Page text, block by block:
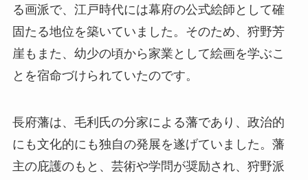
る画派で、江戸時代には幕府の公式絵師として確
固たる地位を築いていました。そのため、狩野芳
崖もまた、幼少の頃から家業として絵画を学ぶこ
とを宿命づけられていたのです。
長府藩は、毛利氏の分家による藩であり、政治的
にも文化的にも独自の発展を遂げていました。藩
主の庇護のもと、芸術や学問が奨励され、狩野派